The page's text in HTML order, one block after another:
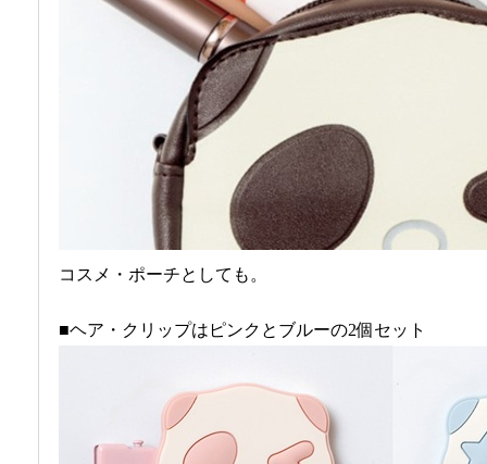
コスメ・ポーチとしても。
■ヘア・クリップはピンクとブルーの2個セット